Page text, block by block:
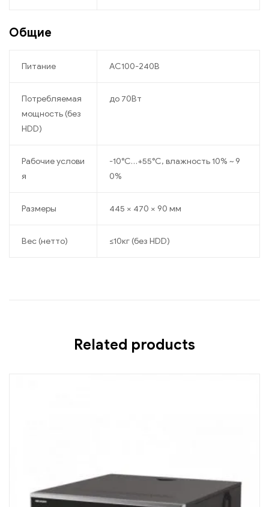
Общие
Питание АC100-240В
Потребляемая
мощность (без
HDD)
до 70Вт
Рабочие услови
я
-10°C…+55°C, влажность 10% ~ 9
0%
Размеры 445 × 470 × 90 мм
Вес (нетто) ≤10кг (без HDD)
Related products